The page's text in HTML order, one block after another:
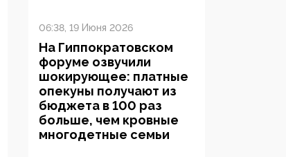
06:38, 19 Июня 2026
На Гиппократовском
форуме озвучили
шокирующее: платные
опекуны получают из
бюджета в 100 раз
больше, чем кровные
многодетные семьи